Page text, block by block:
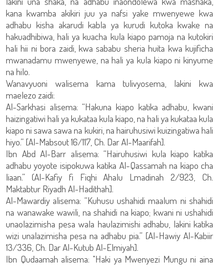
kana kwamba akikiri juu ya nafsi yake mwenyewe kwa
adhabu kisha akarudi kabla ya kurudi kutoka kwake na
hakuadhibiwa, hali ya kuacha kula kiapo pamoja na kutokiri
hali hii ni bora zaidi, kwa sababu sheria huita kwa kujificha
mwanadamu mwenyewe, na hali ya kula kiapo ni kinyume
na hilo.
Wanavyuoni walisema kama tulivyosema, lakini kwa
maelezo zaidi:
Al-Sarkhasi alisema: “Hakuna kiapo katika adhabu, kwani
haizingatiwi hali ya kukataa kula kiapo, na hali ya kukataa kula
kiapo ni sawa sawa na kukiri, na hairuhusiwi kuizingatiwa hali
hiyo.” [Al-Mabsout 16/117, Ch. Dar Al-Maarifah].
Ibn Abd Al-Barr alisema: “Hairuhusiwi kula kiapo katika
adhabu yoyote isipokuwa katika Al-Qassamah na kiapo cha
liaan.” (Al-Kafiy fi Fiqhi Ahalu Lmadinah 2/923, Ch.
Maktabtur Riyadh Al-Hadithah].
Al-Mawardiy alisema: “Kuhusu ushahidi maalum ni shahidi
na wanawake wawili, na shahidi na kiapo; kwani ni ushahidi
unaolazimisha pesa wala haulazimishi adhabu, lakini katika
wizi unalazimisha pesa na adhabu pia.” [Al-Hawiy Al-Kabiir
13/336, Ch. Dar Al-Kutub Al-Elmiyah].
Ibn Qudaamah alisema: "Haki ya Mwenyezi Mungu ni aina